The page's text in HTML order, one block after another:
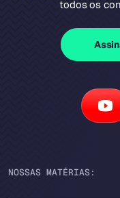
todos os
NOSSAS MATÉRIAS: